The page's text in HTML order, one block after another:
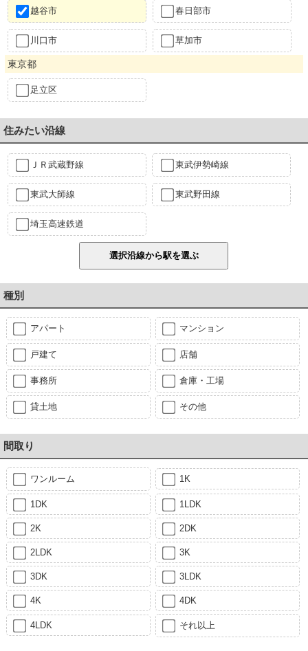
越谷市 春日部市
川口市 草加市
東京都
足立区
住みたい沿線
ＪＲ武蔵野線 東武伊勢崎線
東武大師線 東武野田線
埼玉高速鉄道
種別
アパート マンション
戸建て 店舗
事務所 倉庫・工場
貸土地 その他
間取り
ワンルーム 1K
1DK 1LDK
2K 2DK
2LDK 3K
3DK 3LDK
4K 4DK
4LDK それ以上